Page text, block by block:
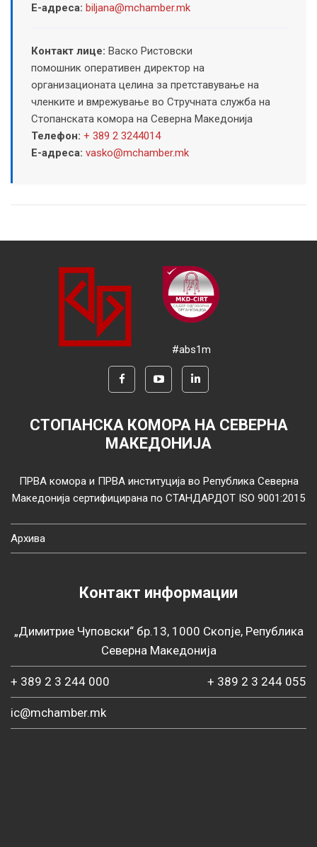
Е-адреса: biljana@mchamber.mk
Контакт лице: Васко Ристовски
помошник оперативен директор на
организационата целина за претставување на
членките и вмрежување во Стручната служба на
Стопанската комора на Северна Македонија
Телефон: + 389 2 3244014
Е-адреса: vasko@mchamber.mk
#abs1m
СТОПАНСКА КОМОРА НА СЕВЕРНА
МАКЕДОНИЈА
ПРВА комора и ПРВА институција во Република Северна
Македонија сертифицирана по СТАНДАРДОТ ISO 9001:2015
Архива
Контакт информации
„Димитрие Чуповски“ бр.13, 1000 Скопје, Република
Северна Македонија
+ 389 2 3 244 000 + 389 2 3 244 055
ic@mchamber.mk